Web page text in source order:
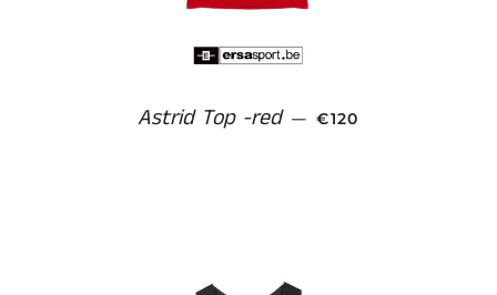
Astrid Top -red — NORMALE PRIJS
€120